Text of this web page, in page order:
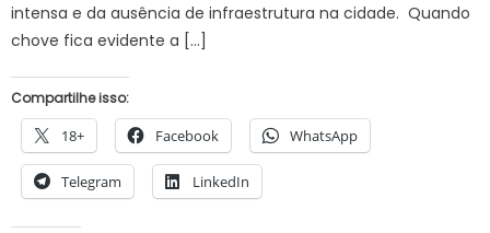
intensa e da ausência de infraestrutura na cidade. Quando
chove fica evidente a […]
Compartilhe isso:
18+ Facebook WhatsApp
Telegram LinkedIn